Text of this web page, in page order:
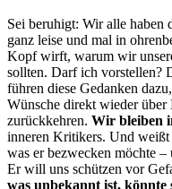
Sei beruhigt: Wir alle haben
ganz leise und mal in
Kopf wirft, warum wir
sollten. Darf ich vorstellen?
führen diese Gedanken
Wünsche direkt wieder
zurückkehren. Wir bleiben
inneren Kritikers. Und weißt
was er bezwecken möchte
Er will uns schützen vor
was unbekannt ist, könnte